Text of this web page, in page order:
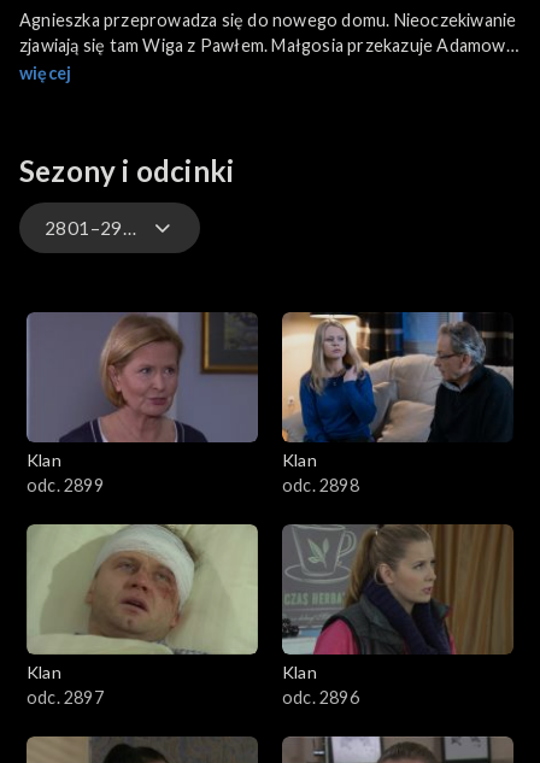
Agnieszka przeprowadza się do nowego domu. Nieoczekiwanie
zjawiają się tam Wiga z Pawłem. Małgosia przekazuje Adamowi
pieniądze na wydatki dla organizacji. Tymczasem Beata jest
więcej
Sezony i odcinki
2801–2900
4601–4700
4501–4600
4401–4500
4301–4400
4201–4300
4101–4200
Klan
odc. 2899
Klan
odc. 2898
Klan
odc. 2897
Klan
odc. 2896